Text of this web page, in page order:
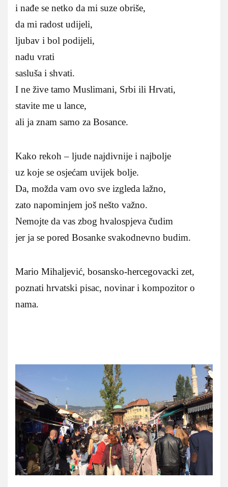
i nađe se netko da mi suze obriše,
da mi radost udijeli,
ljubav i bol podijeli,
nadu vrati
sasluša i shvati.
I ne žive tamo Muslimani, Srbi ili Hrvati,
stavite me u lance,
ali ja znam samo za Bosance.
Kako rekoh – ljude najdivnije i najbolje
uz koje se osjećam uvijek bolje.
Da, možda vam ovo sve izgleda lažno,
zato napominjem još nešto važno.
Nemojte da vas zbog hvalospjeva čudim
jer ja se pored Bosanke svakodnevno budim.
Mario Mihaljević, bosansko-hercegovacki zet,
poznati hrvatski pisac, novinar i kompozitor o
nama.